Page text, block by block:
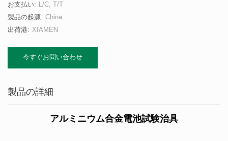
お支払い: L/C, T/T
製品の起源: China
出荷港: XIAMEN
今すぐお問い合わせ
製品の詳細
アルミニウム合金電池試験治具